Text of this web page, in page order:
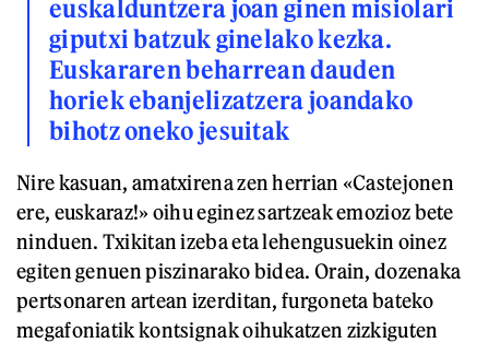
euskalduntzera joan ginen misiolari
giputxi batzuk ginelako kezka.
Euskararen beharrean dauden
horiek ebanjelizatzera joandako
bihotz oneko jesuitak
Nire kasuan, amatxirena zen herrian «Castejonen
ere, euskaraz!» oihu eginez sartzeak emozioz bete
ninduen. Txikitan izeba eta lehengusuekin oinez
egiten genuen piszinarako bidea. Orain, dozenaka
pertsonaren artean izerditan, furgoneta bateko
megafoniatik kontsignak oihukatzen zizkiguten